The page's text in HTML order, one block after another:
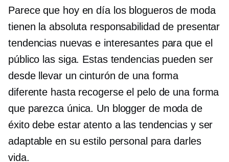
Parece que hoy en día los blogueros de moda
tienen la absoluta responsabilidad de presentar
tendencias nuevas e interesantes para que el
público las siga. Estas tendencias pueden ser
desde llevar un cinturón de una forma
diferente hasta recogerse el pelo de una forma
que parezca única. Un blogger de moda de
éxito debe estar atento a las tendencias y ser
adaptable en su estilo personal para darles
vida.